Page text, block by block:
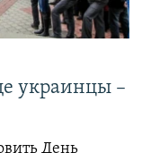
украинцы –
День